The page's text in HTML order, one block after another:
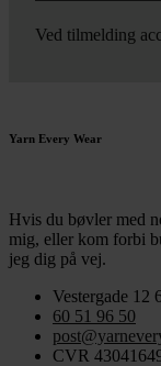
Ved tilmelding
Yarn Every Wear
Hvis du bøvler med
mig, eller kom forbi
jeg dig på vej.
Vestergade 12
60 51 96 50
CVR